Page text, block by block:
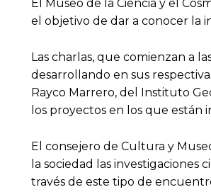
El Museo de la Ciencia y el
el objetivo de dar a conocer la
Las charlas, que comienzan a
desarrollando en sus
Rayco Marrero, del Instituto
los proyectos en los que están
El consejero de Cultura y
la sociedad las investigaciones
través de este tipo de